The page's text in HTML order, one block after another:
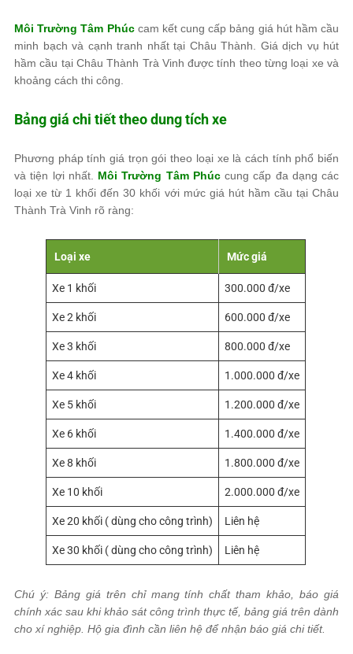
Môi Trường Tâm Phúccam kết cung cấp bảng giá hút hầm cầu
minh bạch và cạnh tranh nhất tại Châu Thành. Giá dịch vụ hút
hầm cầu tại Châu Thành Trà Vinh được tính theo từng loại xe và
khoảng cách thi công.
Bảng giá chi tiết theo dung tích xe
Phương pháp tính giá trọn gói theo loại xe là cách tính phổ biến
và tiện lợi nhất. Môi Trường Tâm Phúccung cấp đa dạng các
loại xe từ 1 khối đến 30 khối với mức giá hút hầm cầu tại Châu
Thành Trà Vinh rõ ràng:
Loại xe Mức giá
Xe 1 khối 300.000 đ/xe
Xe 2 khối 600.000 đ/xe
Xe 3 khối 800.000 đ/xe
Xe 4 khối 1.000.000 đ/xe
Xe 5 khối 1.200.000 đ/xe
Xe 6 khối 1.400.000 đ/xe
Xe 8 khối 1.800.000 đ/xe
Xe 10 khối 2.000.000 đ/xe
Xe 20 khối ( dùng cho công trình) Liên hệ
Xe 30 khối ( dùng cho công trình) Liên hệ
Chú ý: Bảng giá trên chỉ mang tính chất tham khảo, báo giá
chính xác sau khi khảo sát công trình thực tế, bảng giá trên dành
cho xí nghiệp. Hộ gia đình cần liên hệ để nhận báo giá chi tiết.